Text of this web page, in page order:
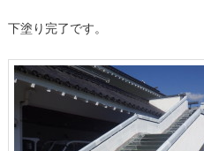
下塗り完了です。